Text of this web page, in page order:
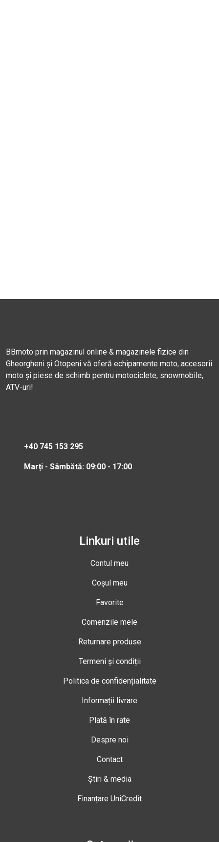
BBmoto prin magazinul online & magazinele fizice din
Gheorgheni și Otopeni vă oferă echipamente moto, accesorii
moto și piese de schimb pentru motociclete, snowmobile,
ATV-uri!
+40 745 153 295
Marți - Sâmbătă: 09:00 - 17:00
Linkuri utile
Contul meu
Coșul meu
Favorite
Comenzile mele
Returnare produse
Termeni și condiții
Politica de confidențialitate
Informații livrare
Plată în rate
Despre noi
Contact
Știri & media
Finanțare UniCredit